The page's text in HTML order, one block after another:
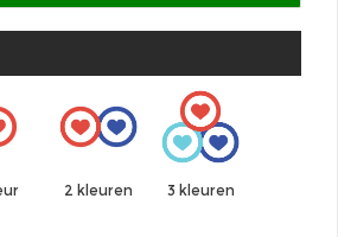
2 kleuren 3 kleuren